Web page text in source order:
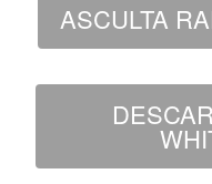
ASCULTA